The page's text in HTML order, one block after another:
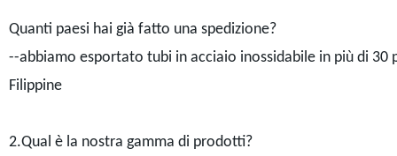
Quanti paesi hai già fatto una spedizione?
--abbiamo esportato tubi in acciaio inossidabile in più di 30
Filippine
2.Qual è la nostra gamma di prodotti?